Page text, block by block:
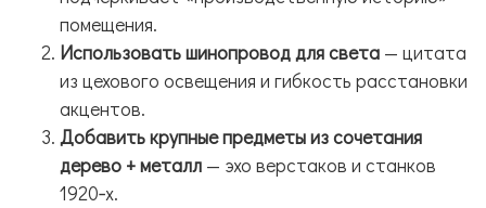
помещения.
Использовать шинопровод для света — цитата
из цехового освещения и гибкость расстановки
акцентов.
Добавить крупные предметы из сочетания
дерево + металл — эхо верстаков и станков
1920‑х.